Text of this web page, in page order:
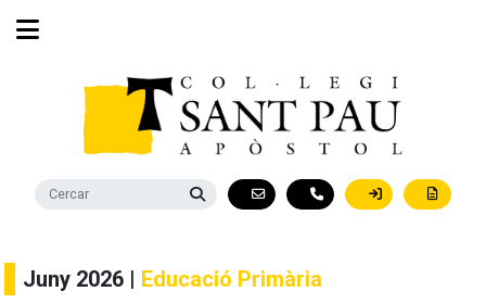
Juny 2026 | Educació Primària